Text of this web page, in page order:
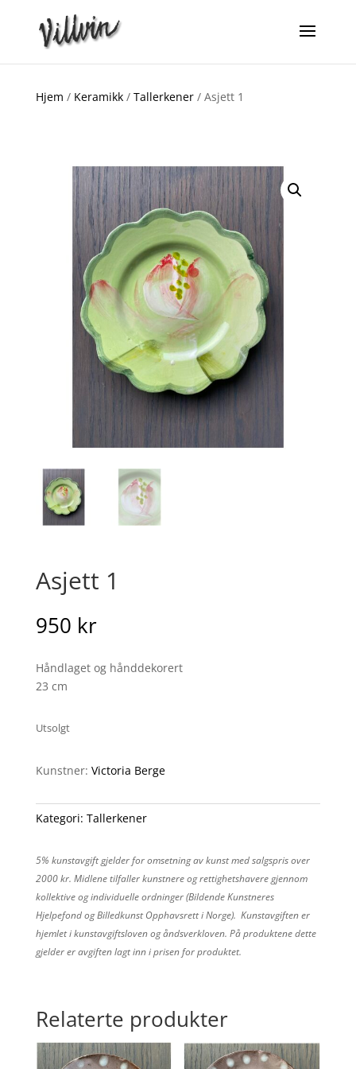
Hjem / Keramikk/ Tallerkener/ Asjett 1
Asjett 1
950 kr
Håndlaget og hånddekorert
23 cm
Utsolgt
Kunstner: Victoria Berge
Kategori: Tallerkener
5% kunstavgift gjelder for omsetning av kunst med salgspris over
2000 kr. Midlene tilfaller kunstnere og rettighetshavere gjennom
kollektive og individuelle ordninger (Bildende Kunstneres
Hjelpefond og Billedkunst Opphavsrett i Norge). Kunstavgiften er
hjemlet i kunstavgiftsloven og åndsverkloven. På produktene dette
gjelder er avgiften lagt inn i prisen for produktet.
Relaterte produkter